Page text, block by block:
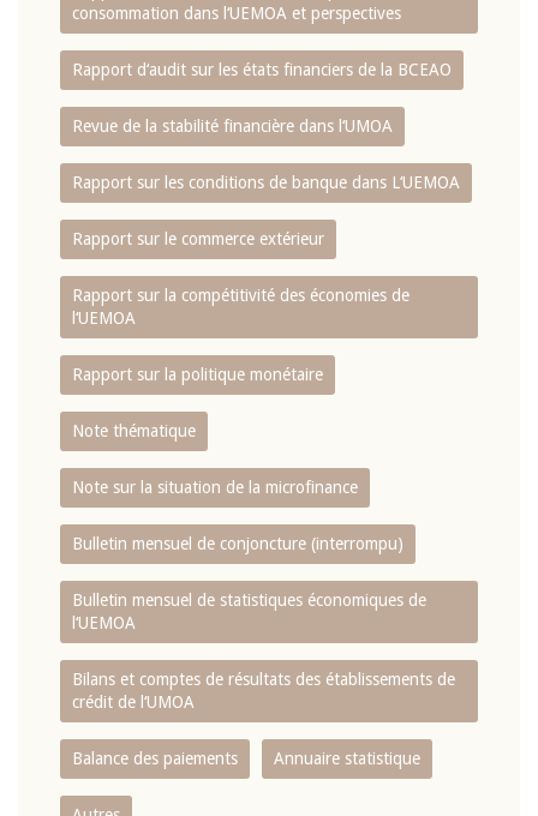
consommation dans l‘UEMOA et perspectives
Rapport d‘audit sur les états financiers de la BCEAO
Revue de la stabilité financière dans l‘UMOA
Rapport sur les conditions de banque dans L‘UEMOA
Rapport sur le commerce extérieur
Rapport sur la compétitivité des économies de
l‘UEMOA
Rapport sur la politique monétaire
Note thématique
Note sur la situation de la microfinance
Bulletin mensuel de conjoncture (interrompu)
Bulletin mensuel de statistiques économiques de
l‘UEMOA
Bilans et comptes de résultats des établissements de
crédit de l‘UMOA
Balance des paiements Annuaire statistique